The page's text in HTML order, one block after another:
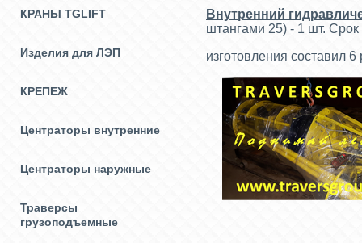
КРАНЫ TGLIFT
Изделия для ЛЭП
КРЕПЕЖ
Центраторы внутренние
Центраторы наружные
Траверсы
грузоподъемные
Внутренний
штангами 25) - 1 шт. Срок
изготовления составил 6